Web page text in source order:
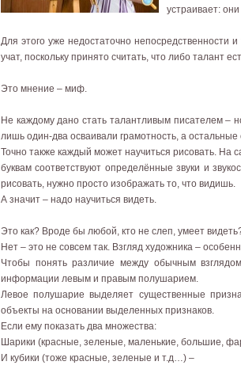
устраивает:
Для этого уже недостаточно
учат, поскольку принято считать, что либо талант
Это мнение – миф.
Не каждому дано стать талантливым писателем –
лишь один-два осваивали грамотность, а
Точно также каждый может научиться рисовать. На
буквам соответствуют определённые звуки и
рисовать, нужно просто изображать то, что видишь.
А значит – надо научиться видеть.
Это как? Вроде бы любой, кто не слеп, умеет
Нет – это не совсем так. Взгляд художника –
Чтобы понять различие между обычным
информации левым и правым полушарием.
Левое полушарие выделяет существенные
объекты на основании выделенных признаков.
Если ему показать два множества:
Шарики (красные, зеленые, маленькие, большие,
И кубики (тоже красные, зеленые и т.д…) –